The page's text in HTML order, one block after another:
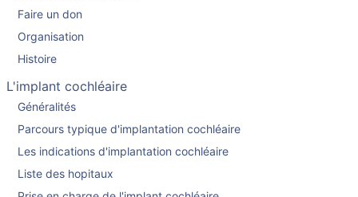
Faire un don
Organisation
Histoire
L'implant cochléaire
Généralités
Parcours typique d'implantation cochléaire
Les indications d'implantation cochléaire
Liste des hopitaux